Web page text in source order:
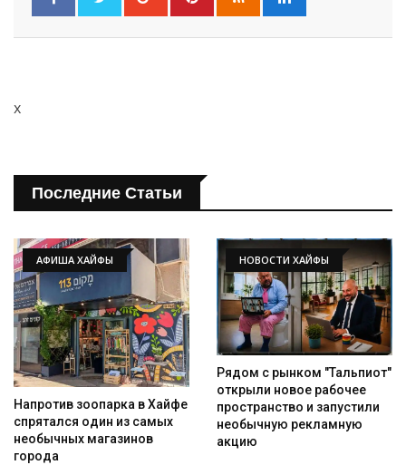
x
Последние Статьи
АФИША ХАЙФЫ
Напротив зоопарка в Хайфе
спрятался один из самых
необычных магазинов
города
НОВОСТИ ХАЙФЫ
Рядом с рынком "Тальпиот"
открыли новое рабочее
пространство и запустили
необычную рекламную
акцию